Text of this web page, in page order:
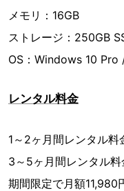
メモリ：16GB
ストレージ：250GB
OS：Windows 10 Pro
レンタル料金
1～2ヶ月間レンタル
3～5ヶ月間レンタル
期間限定で月額11,980